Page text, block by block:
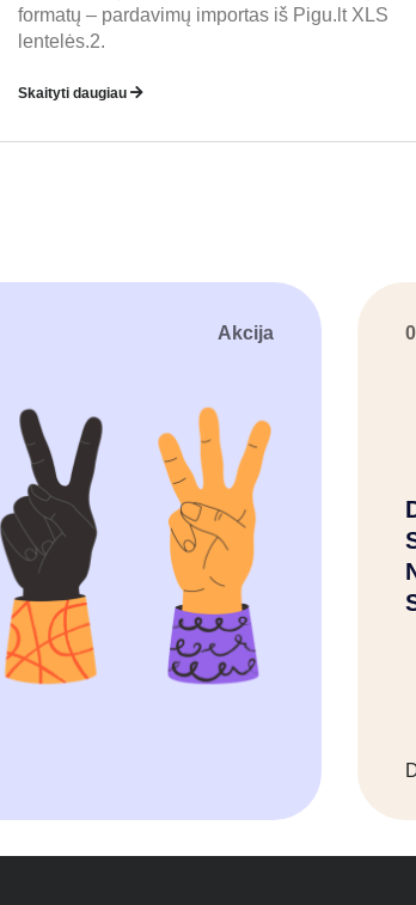
formatų – pardavimų importas iš Pigu.lt XLS
lentelės.2.
Skaityti daugiau
Akcija